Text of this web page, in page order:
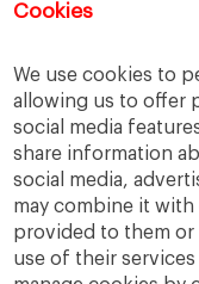
Cookies
We use cookies to
allowing us to offer
social media
share information
social media,
may combine it
provided to them
use of their services
卒業生向けイベン
在校生の活躍
報道発表、レポ
学長(24)
授業(130)
新型コロナウィ